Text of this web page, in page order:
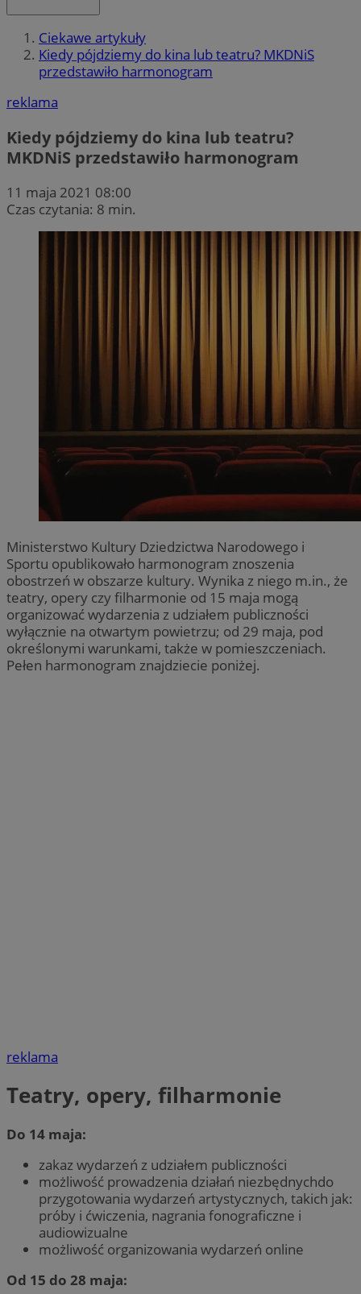
Ciekawe artykuły
Kiedy pójdziemy do kina lub teatru? MKDNiS
przedstawiło harmonogram
reklama
Kiedy pójdziemy do kina lub teatru?
MKDNiS przedstawiło harmonogram
11 maja 2021 08:00
Czas czytania: 8 min.
Ministerstwo Kultury Dziedzictwa Narodowego i
Sportu opublikowało harmonogram znoszenia
obostrzeń w obszarze kultury. Wynika z niego m.in., że
teatry, opery czy filharmonie od 15 maja mogą
organizować wydarzenia z udziałem publiczności
wyłącznie na otwartym powietrzu; od 29 maja, pod
określonymi warunkami, także w pomieszczeniach.
Pełen harmonogram znajdziecie poniżej.
reklama
Teatry, opery, filharmonie
Do 14 maja:
zakaz wydarzeń z udziałem publiczności
możliwość prowadzenia działań niezbędnychdo
przygotowania wydarzeń artystycznych, takich jak:
próby i ćwiczenia, nagrania fonograficzne i
audiowizualne
możliwość organizowania wydarzeń online
Od 15 do 28 maja: